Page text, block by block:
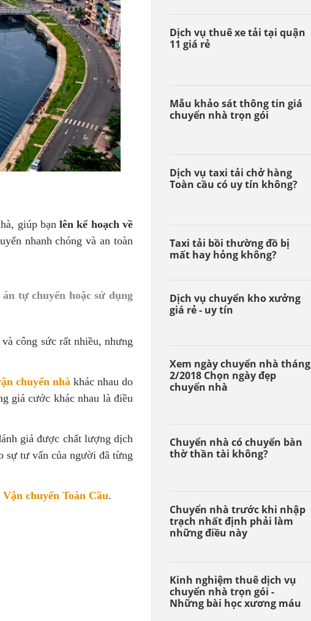
giúp bạnlên kế hoạch về
nhanh chóng và an toàn
tự chuyển hoặc sử dụng
công sức rất nhiều, nhưng
chuyển nhà khác nhau do
giá cước khác nhau là điều
giá được chất lượng dịch
sự tư vấn của người đã từng
chuyển Toàn Cầu.
Dịch vụ thuê xe tải tại quận
11 giá rẻ
Mẫu khảo sát thông tin giá
chuyển nhà trọn gói
Dịch vụ taxi tải chở hàng
Toàn cầu có uy tín không?
Taxi tải bồi thường đồ bị
mất hay hỏng không?
Dịch vụ chuyển kho xưởng
giá rẻ - uy tín
Xem ngày chuyển nhà tháng
2/2018 Chọn ngày đẹp
chuyển nhà
Chuyển nhà có chuyển bàn
thờ thần tài không?
Chuyển nhà trước khi nhập
trạch nhất định phải làm
những điều này
Kinh nghiệm thuê dịch vụ
chuyển nhà trọn gói -
Những bài học xương máu